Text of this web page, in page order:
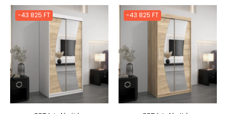
-43 825 FT -43 825 FT